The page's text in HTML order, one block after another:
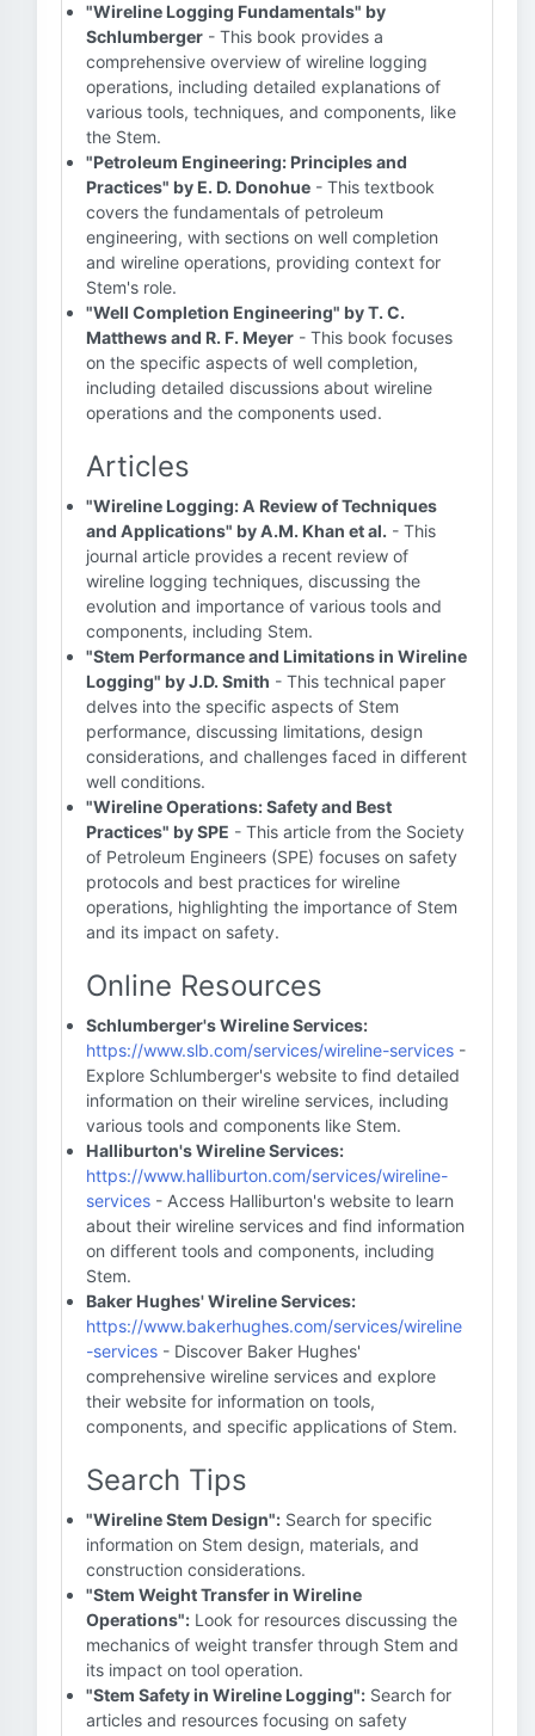
"Wireline Logging Fundamentals" by
Schlumberger - This book provides a
comprehensive overview of wireline logging
operations, including detailed explanations of
various tools, techniques, and components, like
the Stem.
"Petroleum Engineering: Principles and
Practices" by E. D. Donohue - This textbook
covers the fundamentals of petroleum
engineering, with sections on well completion
and wireline operations, providing context for
Stem's role.
"Well Completion Engineering" by T. C.
Matthews and R. F. Meyer - This book focuses
on the specific aspects of well completion,
including detailed discussions about wireline
operations and the components used.
Articles
"Wireline Logging: A Review of Techniques
and Applications" by A.M. Khan et al. - This
journal article provides a recent review of
wireline logging techniques, discussing the
evolution and importance of various tools and
components, including Stem.
"Stem Performance and Limitations in Wireline
Logging" by J.D. Smith - This technical paper
delves into the specific aspects of Stem
performance, discussing limitations, design
considerations, and challenges faced in different
well conditions.
"Wireline Operations: Safety and Best
Practices" by SPE - This article from the Society
of Petroleum Engineers (SPE) focuses on safety
protocols and best practices for wireline
operations, highlighting the importance of Stem
and its impact on safety.
Online Resources
Schlumberger's Wireline Services:
https://www.slb.com/services/wireline-services -
Explore Schlumberger's website to find detailed
information on their wireline services, including
various tools and components like Stem.
Halliburton's Wireline Services:
https://www.halliburton.com/services/wireline-
services - Access Halliburton's website to learn
about their wireline services and find information
on different tools and components, including
Stem.
Baker Hughes' Wireline Services:
https://www.bakerhughes.com/services/wireline
-services - Discover Baker Hughes'
comprehensive wireline services and explore
their website for information on tools,
components, and specific applications of Stem.
Search Tips
"Wireline Stem Design": Search for specific
information on Stem design, materials, and
construction considerations.
"Stem Weight Transfer in Wireline
Operations": Look for resources discussing the
mechanics of weight transfer through Stem and
its impact on tool operation.
"Stem Safety in Wireline Logging": Search for
articles and resources focusing on safety